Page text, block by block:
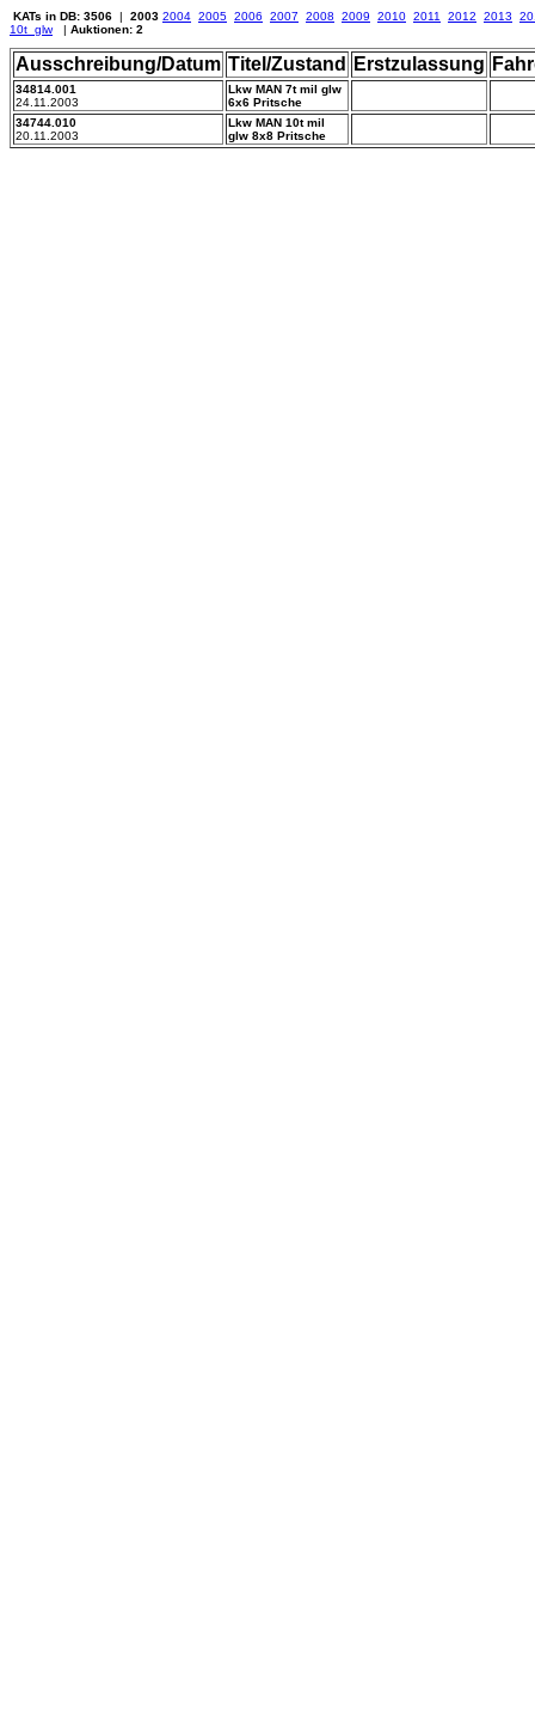
KATs in DB: 3506 | 2003 2004 2005 2006 2007 2008 2009 2010 2011 2012 2013
10t_glw| Auktionen: 2
Ausschreibung/Datum Titel/Zustand Erstzulassung
34814.001
24.11.2003
Lkw MAN 7t mil glw
6x6 Pritsche
34744.010
20.11.2003
Lkw MAN 10t mil
glw 8x8 Pritsche